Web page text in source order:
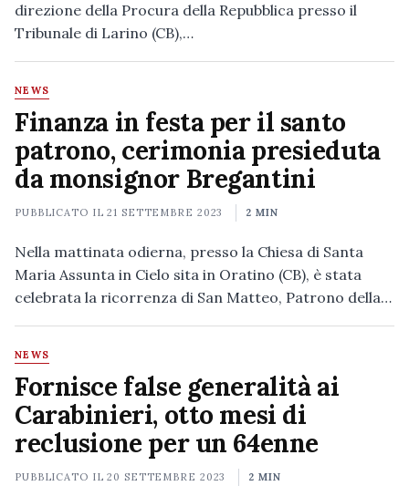
direzione della Procura della Repubblica presso il
Tribunale di Larino (CB),…
NEWS
Finanza in festa per il santo
patrono, cerimonia presieduta
da monsignor Bregantini
PUBBLICATO IL21 SETTEMBRE 2023 2 MIN
Nella mattinata odierna, presso la Chiesa di Santa
Maria Assunta in Cielo sita in Oratino (CB), è stata
celebrata la ricorrenza di San Matteo, Patrono della…
NEWS
Fornisce false generalità ai
Carabinieri, otto mesi di
reclusione per un 64enne
PUBBLICATO IL20 SETTEMBRE 2023 2 MIN